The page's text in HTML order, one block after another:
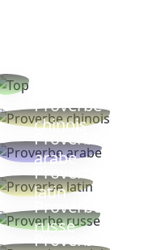
Proverbe
chinois
Proverbe
arabe
Proverbe
latin
Proverbe
russe
Proverbe